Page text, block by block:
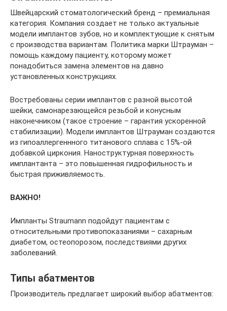
Швейцарский стоматологический бренд – премиальная
категория. Компания создает не только актуальные
модели имплантов зубов, но и комплектующие к снятым
с производства вариантам. Политика марки Штрауман –
помощь каждому пациенту, которому может
понадобиться замена элементов на давно
установленных конструкциях.
Востребованы серии имплантов с разной высотой
шейки, самонарезающейся резьбой и конусным
наконечником (такое строение – гарантия ускоренной
стабилизации). Модели имплантов Штрауман создаются
из гипоаллергеннного титанового сплава с 15%-ой
добавкой циркония. Наноструктурная поверхность
имплантанта – это повышенная гидрофильность и
быстрая приживляемость.
ВАЖНО!
Импланты Straumann подойдут пациентам с
относительными противопоказаниями – сахарным
диабетом, остеопорозом, последствиями других
заболеваний.
Типы абатментов
Производитель предлагает широкий выбор абатментов: